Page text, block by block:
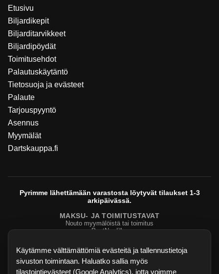
Etusivu
Biljardikepit
Biljarditarvikkeet
Biljardipöydät
Toimitusehdot
Palautuskäytäntö
Tietosuoja ja evästeet
Palaute
Tarjouspyyntö
Asennus
Myymälät
Dartskauppa.fi
Pyrimme lähettämään varastosta löytyvät tilaukset 1-3
arkipäivässä.
MAKSU- JA TOIMITUSTAVAT
Nouto myymälöistä tai toimitus
PostNordilla.
Evasteasetukset
Käytämme välttämättömiä evästeitä ja tallennustietoja
sivuston toimintaan. Haluatko sallia myös
tilastointievästeet (Google Analytics), jotta voimme